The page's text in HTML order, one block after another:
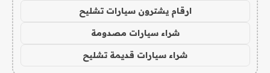
ارقام يشترون سيارات تشليح
شراء سيارات مصدومة
شراء سيارات قديمة تشليح